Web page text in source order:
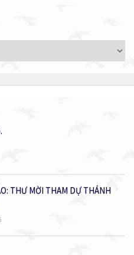
THƯ MỜI THAM DỰ THÁNH